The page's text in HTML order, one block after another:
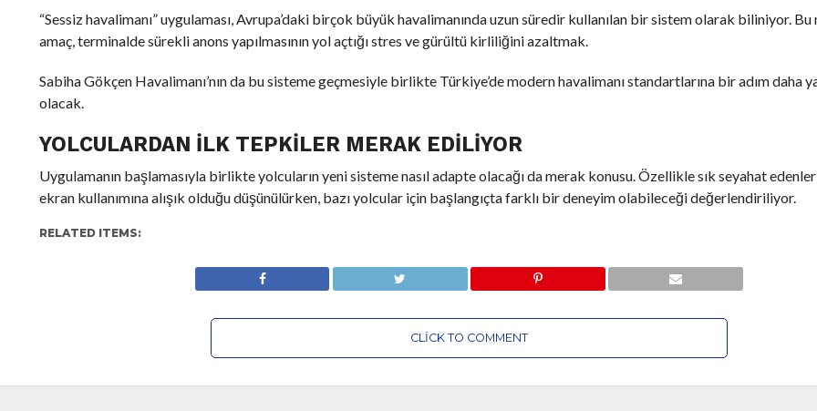
“Sessiz havalimanı” uygulaması, Avrupa’daki birçok büyük havalimanında uzun süredir kullanılan bir sistem olarak biliniyor.
amaç, terminalde sürekli anons yapılmasının yol açtığı stres ve gürültü kirliliğini azaltmak.
Sabiha Gökçen Havalimanı’nın da bu sisteme geçmesiyle birlikte Türkiye’de modern havalimanı standartlarına bir adım daha
olacak.
YOLCULARDAN İLK TEPKILER MERAK EDILIYOR
Uygulamanın başlamasıyla birlikte yolcuların yeni sisteme nasıl adapte olacağı da merak konusu. Özellikle sık seyahat
ekran kullanımına alışık olduğu düşünülürken, bazı yolcular için başlangıçta farklı bir deneyim olabileceği değerlendiriliyor.
RELATED ITEMS:
CLICK TO COMMENT